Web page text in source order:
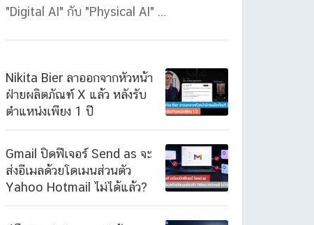
"Digital AI" กับ "Physical AI" ...
Nikita Bier ลาออกจากหัวหน้า
ฝ่ายผลิตภัณฑ์ X แล้ว หลังรับ
ตำแหน่งเพียง 1 ปี
Gmail ปิดฟีเจอร์ Send as จะ
ส่งอีเมลด้วยโดเมนส่วนตัว
Yahoo Hotmail ไม่ได้แล้ว?